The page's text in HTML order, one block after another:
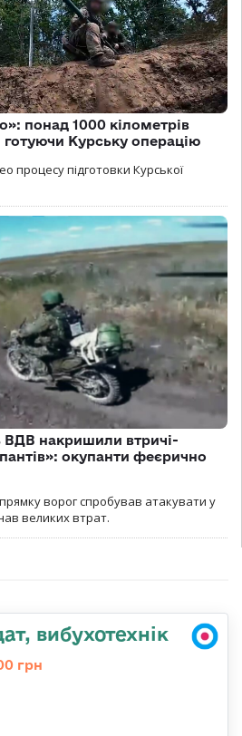
понад 1000 кілометрів
Курську операцію
процесу підготовки Курської
ВДВ накришили втричі-
окупанти феєрично
ворог спробував атакувати у
великих втрат.
вибухотехнік
грн